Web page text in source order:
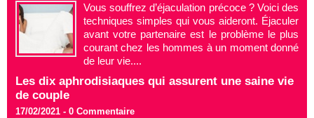
Vous souffrez d’éjaculation précoce ? Voici des
techniques simples qui vous aideront. Éjaculer
avant votre partenaire est le problème le plus
courant chez les hommes à un moment donné
de leur vie....
Les dix aphrodisiaques qui assurent une saine vie
de couple
17/02/2021 - 0 Commentaire